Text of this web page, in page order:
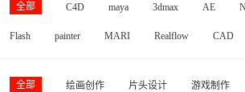
全部 C4D maya 3dmax AE
Flash painter MARI Realflow CAD
全部 绘画创作 片头设计 游戏制作